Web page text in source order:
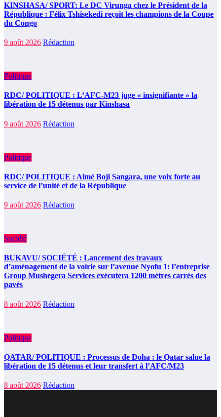
KINSHASA/ SPORT: Le DC Virunga chez le Président de la
République : Félix Tshisekedi reçoit les champions de la Coupe
du Congo
9 août 2026 Rédaction
Politique
RDC/ POLITIQUE : L’AFC-M23 juge « insignifiante » la
libération de 15 détenus par Kinshasa
9 août 2026 Rédaction
Politique
RDC/ POLITIQUE : Aimé Boji Sangara, une voix forte au
service de l’unité et de la République
9 août 2026 Rédaction
Société
BUKAVU/ SOCIÉTÉ : Lancement des travaux
d’aménagement de la voirie sur l’avenue Nyofu 1: l’entreprise
Group Mushegera Services exécutera 1200 mètres carrés des
pavés
8 août 2026 Rédaction
Politique
QATAR/ POLITIQUE : Processus de Doha : le Qatar salue la
libération de 15 détenus et leur transfert à l’AFC/M23
8 août 2026 Rédaction